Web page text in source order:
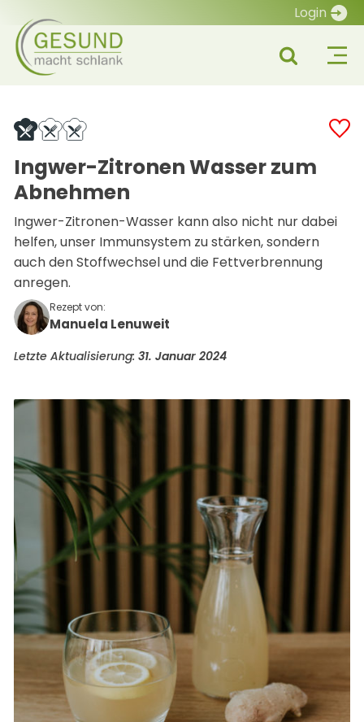
Login
Ingwer-Zitronen Wasser zum
Abnehmen
Ingwer-Zitronen-Wasser kann also nicht nur dabei
helfen, unser Immunsystem zu stärken, sondern
auch den Stoffwechsel und die Fettverbrennung
anregen.
Rezept von:
Manuela Lenuweit
Letzte Aktualisierung:31. Januar 2024